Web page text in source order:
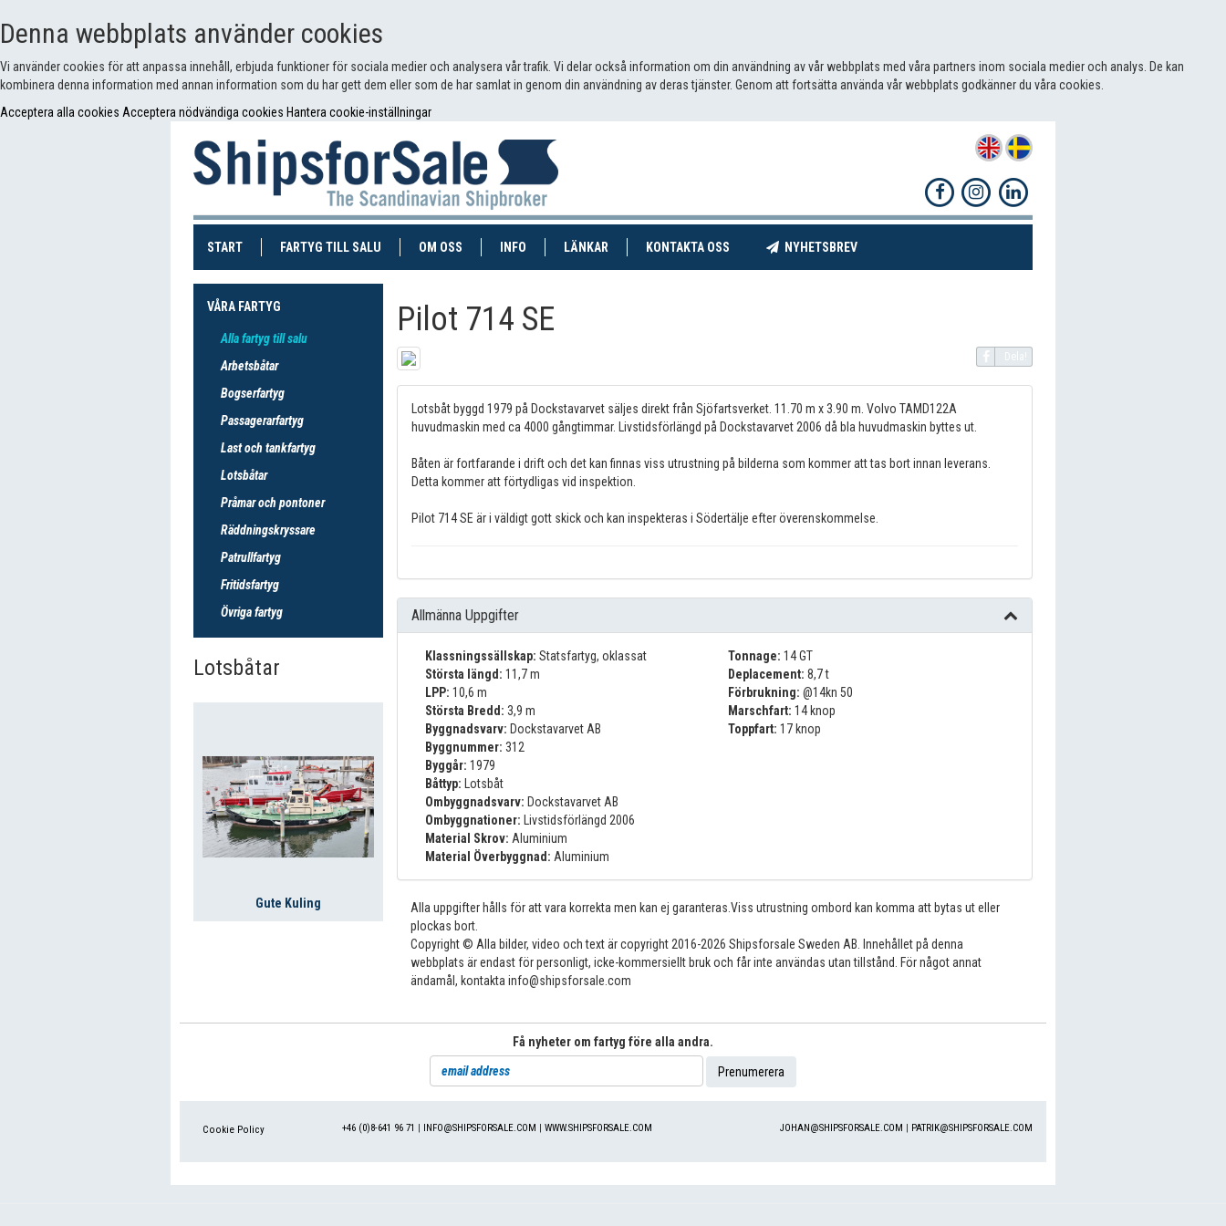
Denna webbplats använder cookies
Vi använder cookies för att anpassa innehåll, erbjuda funktioner för sociala medier och analysera vår trafik. Vi delar också information om din användning av vår webbplats med våra partners inom sociala medier och analys. De kan
kombinera denna information med annan information som du har gett dem eller som de har samlat in genom din användning av deras tjänster. Genom att fortsätta använda vår webbplats godkänner du våra cookies.
Acceptera alla cookies Acceptera nödvändiga cookies Hantera cookie-inställningar
START(CURRENT)FARTYG TILL SALU (CURRENT)OM OSS INFO LÄNKAR KONTAKTA OSS (CURRENT)NYHETSBREV(CURRENT)
VÅRA FARTYG
Alla fartyg till salu
Arbetsbåtar
Bogserfartyg
Passagerarfartyg
Last och tankfartyg
Lotsbåtar
Pråmar och pontoner
Räddningskryssare
Patrullfartyg
Fritidsfartyg
Övriga fartyg
Lotsbåtar
Gute Kuling
Pilot 714 SE
Dela!
Lotsbåt byggd 1979 på Dockstavarvet säljes direkt från Sjöfartsverket. 11.70 m x 3.90 m. Volvo TAMD122A
huvudmaskin med ca 4000 gångtimmar. Livstidsförlängd på Dockstavarvet 2006 då bla huvudmaskin byttes ut.
Båten är fortfarande i drift och det kan finnas viss utrustning på bilderna som kommer att tas bort innan leverans.
Detta kommer att förtydligas vid inspektion.
Pilot 714 SE är i väldigt gott skick och kan inspekteras i Södertälje efter överenskommelse.
Allmänna Uppgifter
Klassningssällskap: Statsfartyg, oklassat
Största längd: 11,7 m
LPP: 10,6 m
Största Bredd: 3,9 m
Byggnadsvarv: Dockstavarvet AB
Byggnummer: 312
Byggår: 1979
Båttyp: Lotsbåt
Ombyggnadsvarv: Dockstavarvet AB
Ombyggnationer: Livstidsförlängd 2006
Material Skrov: Aluminium
Material Överbyggnad: Aluminium
Tonnage: 14 GT
Deplacement: 8,7 t
Förbrukning: @14kn 50
Marschfart: 14 knop
Toppfart: 17 knop
Alla uppgifter hålls för att vara korrekta men kan ej garanteras.Viss utrustning ombord kan komma att bytas ut eller
plockas bort.
Copyright © Alla bilder, video och text är copyright 2016-2026 Shipsforsale Sweden AB. Innehållet på denna
webbplats är endast för personligt, icke-kommersiellt bruk och får inte användas utan tillstånd. För något annat
ändamål, kontakta info@shipsforsale.com
Få nyheter om fartyg före alla andra.
Cookie Policy +46 (0)8-641 96 71 | INFO@SHIPSFORSALE.COM |WWW.SHIPSFORSALE.COM JOHAN@SHIPSFORSALE.COM | PATRIK@SHIPSFORSALE.COM